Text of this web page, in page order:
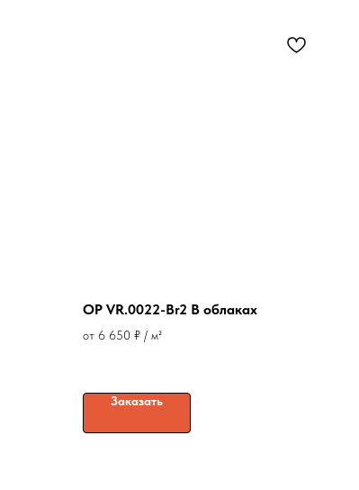
OP VR.0022-Br2 В облаках
от 6 650 ₽ / м²
Заказать